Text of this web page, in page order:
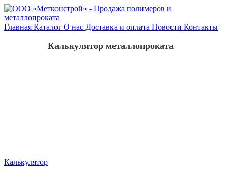
Главная Каталог О нас Доставка и оплата Новости Контакты
Калькулятор
Калькулятор металлопроката